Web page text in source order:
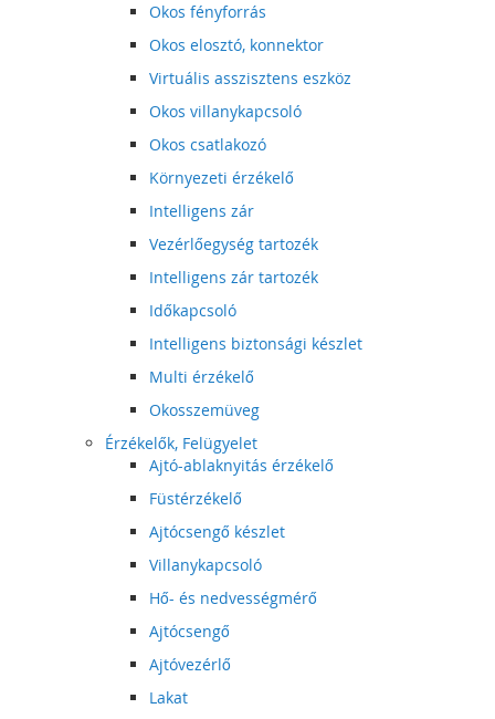
Okos fényforrás
Okos elosztó, konnektor
Virtuális asszisztens eszköz
Okos villanykapcsoló
Okos csatlakozó
Környezeti érzékelő
Intelligens zár
Vezérlőegység tartozék
Intelligens zár tartozék
Időkapcsoló
Intelligens biztonsági készlet
Multi érzékelő
Okosszemüveg
Érzékelők, Felügyelet
Ajtó-ablaknyitás érzékelő
Füstérzékelő
Ajtócsengő készlet
Villanykapcsoló
Hő- és nedvességmérő
Ajtócsengő
Ajtóvezérlő
Lakat